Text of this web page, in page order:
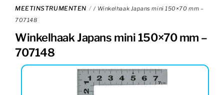
MEETINSTRUMENTEN
/ Winkelhaak Japans mini 150×70 mm –
707148
Winkelhaak Japans mini 150×70 mm –
707148